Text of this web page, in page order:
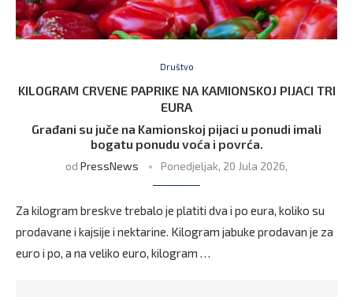
Društvo
KILOGRAM CRVENE PAPRIKE NA KAMIONSKOJ PIJACI TRI
EURA
Građani su juče na Kamionskoj pijaci u ponudi imali
bogatu ponudu voća i povrća.
od PressNews Ponedjeljak, 20 Jula 2026,
Za kilogram breskve trebalo je platiti dva i po eura, koliko su
prodavane i kajsije i nektarine. Kilogram jabuke prodavan je za
euro i po, a na veliko euro, kilogram …